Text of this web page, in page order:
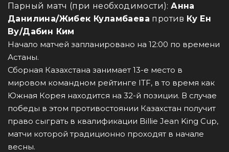
Парный матч (при необходимости):Анна
Данилина/Жибек Куламбаева против Ку Ен
Ву/Дабин Ким
Начало матчей запланировано на 12:00 по времени
Астаны.
Сборная Казахстана занимает 13-е место в
мировом командном рейтинге ITF, в то время как
Южная Корея находится на 32-й позиции. В случае
победы в этом противостоянии Казахстан получит
право сыграть в квалификации Billie Jean King Cup,
матчи которой традиционно проходят в начале
весны.